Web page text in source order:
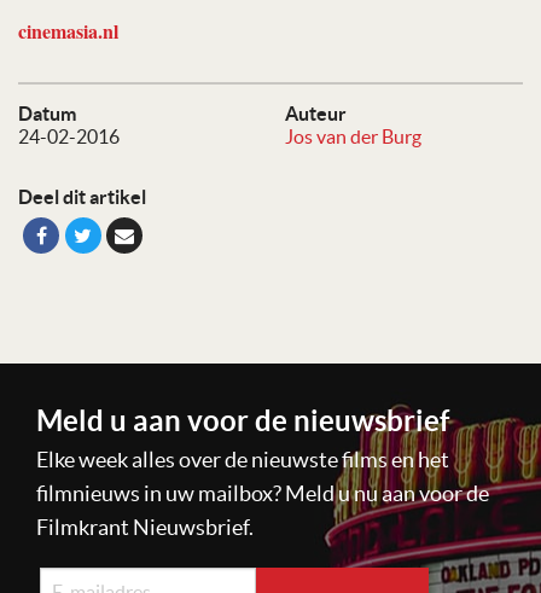
Datum
24-02-2016
Auteur
Jos van der Burg
Deel dit artikel
cinemasia.nl
Meld u aan voor de nieuwsbrief
Elke week alles over de nieuwste films en het
filmnieuws in uw mailbox? Meld u nu aan voor de
Filmkrant Nieuwsbrief.